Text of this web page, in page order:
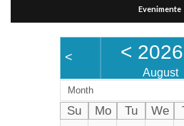
Evenimente
< < 2026
August
Month
Su Mo Tu We